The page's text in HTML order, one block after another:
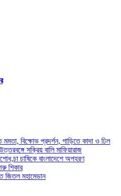
বিক্ষোভ প্রদর্শন, গাড়িতে কাদা ও ঢিল
সক্রিয় বালি মাফিয়ারাজ
চাষিকে বাংলাদেশে অপহরণ
শিকার
জিতল মহামেডান